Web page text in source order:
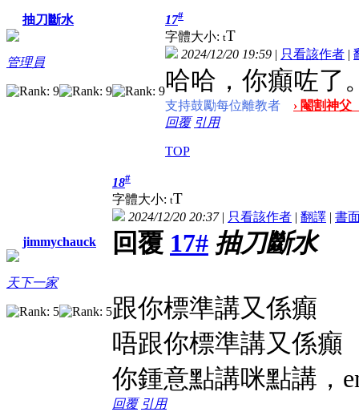
抽刀斷水
管理員
17#
字體大小: tT
2024/12/20 19:59 | 只看該作者 |
哈哈，你癲咗了
支持鼓勵每位離教者
› 閹割神
回覆 引用
TOP
jimmychauck
天下一家
18#
字體大小: tT
2024/12/20 20:37| 只看該作者 | 翻譯 | 書
回覆 17# 抽刀斷水
跟你標準講又係癲
唔跟你標準講又係癲
你鍾意點講咪點講，
回覆 引用